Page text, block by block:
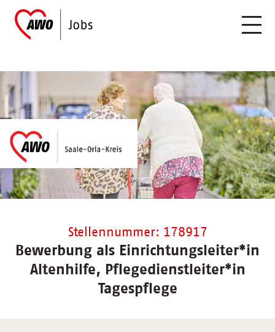
Stellennummer: 178917
Bewerbung als Einrichtungsleiter*in
Altenhilfe, Pflegedienstleiter*in
Tagespflege